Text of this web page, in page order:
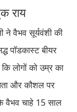
राय
ने वैभव सूर्यवंशी की
पॉडकास्ट बीयर
लोगों को उम्र का
और कौशल पर
वैभव चाहे 15 साल